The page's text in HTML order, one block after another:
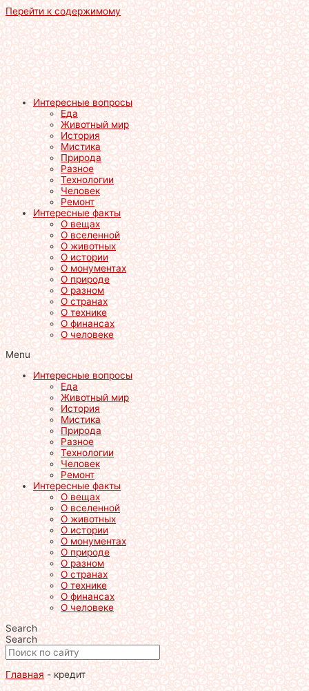
Перейти к содержимому
Интересные вопросы
Еда
Животный мир
История
Мистика
Природа
Разное
Технологии
Человек
Ремонт
Интересные факты
О вещах
О вселенной
О животных
О истории
О монументах
О природе
О разном
О странах
О технике
О финансах
О человеке
Menu
Интересные вопросы
Еда
Животный мир
История
Мистика
Природа
Разное
Технологии
Человек
Ремонт
Интересные факты
О вещах
О вселенной
О животных
О истории
О монументах
О природе
О разном
О странах
О технике
О финансах
О человеке
Search
Search
Главная-кредит